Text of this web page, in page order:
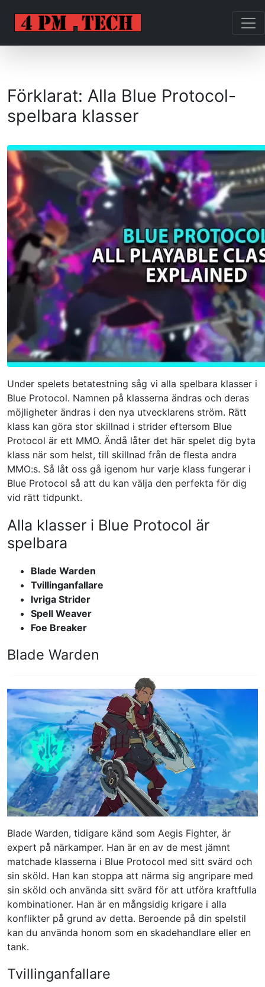
Förklarat: Alla Blue Protocol-
spelbara klasser
Under spelets betatestning såg vi alla spelbara klasser i
Blue Protocol. Namnen på klasserna ändras och deras
möjligheter ändras i den nya utvecklarens ström. Rätt
klass kan göra stor skillnad i strider eftersom Blue
Protocol är ett MMO. Ändå låter det här spelet dig byta
klass när som helst, till skillnad från de flesta andra
MMO:s. Så låt oss gå igenom hur varje klass fungerar i
Blue Protocol så att du kan välja den perfekta för dig
vid rätt tidpunkt.
Alla klasser i Blue Protocol är
spelbara
Blade Warden
Tvillinganfallare
Ivriga Strider
Spell Weaver
Foe Breaker
Blade Warden
Blade Warden, tidigare känd som Aegis Fighter, är
expert på närkamper. Han är en av de mest jämnt
matchade klasserna i Blue Protocol med sitt svärd och
sin sköld. Han kan stoppa att närma sig angripare med
sin sköld och använda sitt svärd för att utföra kraftfulla
kombinationer. Han är en mångsidig krigare i alla
konflikter på grund av detta. Beroende på din spelstil
kan du använda honom som en skadehandlare eller en
tank.
Tvillinganfallare